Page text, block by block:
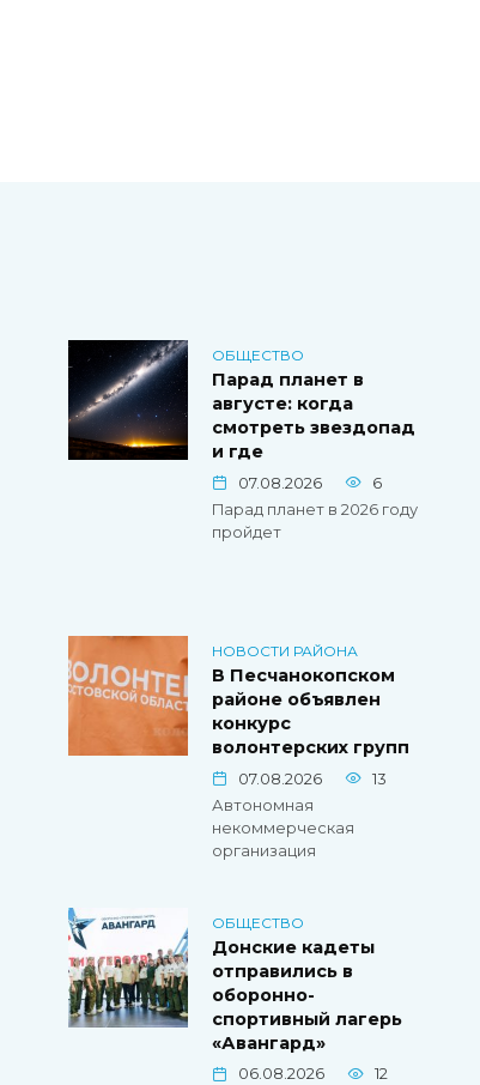
ОБЩЕСТВО
Парад планет в
августе: когда
смотреть звездопад
и где
07.08.2026
6
Парад планет в 2026 году
пройдет
НОВОСТИ РАЙОНА
В Песчанокопском
районе объявлен
конкурс
волонтерских групп
07.08.2026
13
Автономная
некоммерческая
организация
ОБЩЕСТВО
Донские кадеты
отправились в
оборонно-
спортивный лагерь
«Авангард»
06.08.2026
12